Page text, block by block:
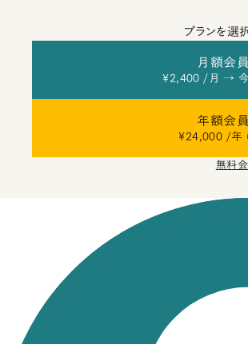
プランを選
月額会
¥2,400 /月 → 今
年額会
¥24,000 /年
無料